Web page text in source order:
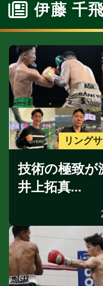
伊藤 千
リング
技術の極致が
井上拓真...